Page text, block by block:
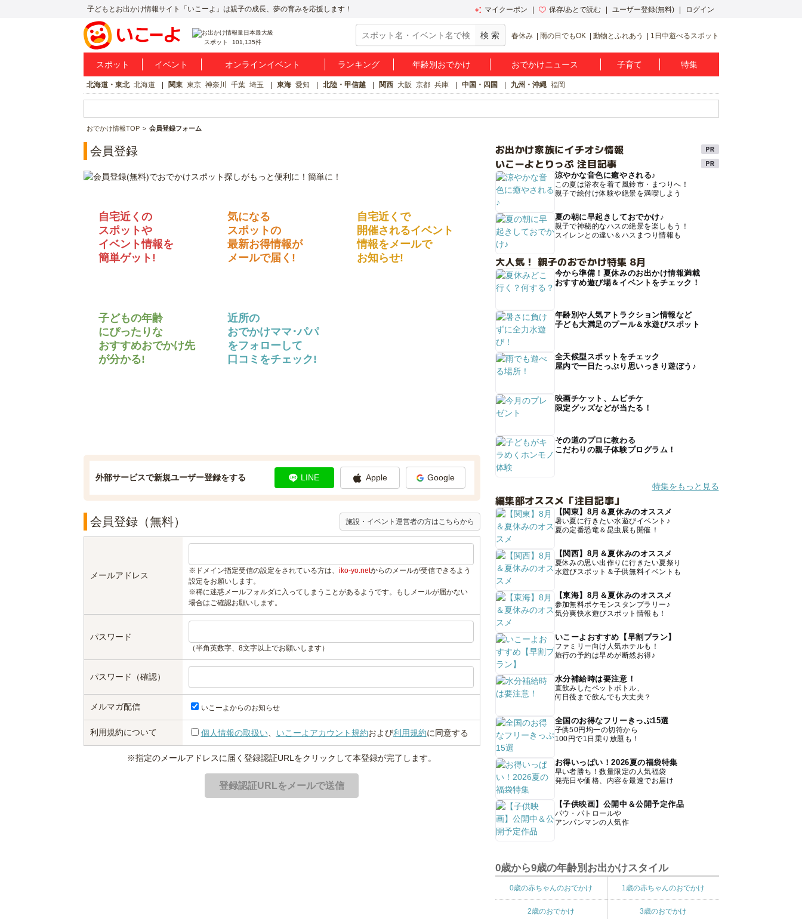
子どもとお出かけ情報サイト「いこーよ」は親子の成長、夢の育みを応援します！ マイクーポン 保存/あとで読む ユーザー登録(無料) ログイン
スポット 101,135件
春休み 雨の日でもOK 動物とふれあう 1日中遊べるスポット
スポット イベント オンラインイベント ランキング 年齢別おでかけ おでかけニュース 子育て 特集
北海道・東北 北海道 関東 東京 神奈川 千葉 埼玉 東海 愛知 北陸・甲信越 関西 大阪 京都 兵庫 中国・四国 九州・沖縄 福岡
おでかけ情報TOP 会員登録フォーム
会員登録
自宅近くの
スポットや
イベント情報を
簡単ゲット!
気になる
スポットの
最新お得情報が
メールで届く!
自宅近くで
開催されるイベント
情報をメールで
お知らせ!
子どもの年齢
にぴったりな
おすすめおでかけ先
が分かる!
近所の
おでかけママ･パパ
をフォローして
口コミをチェック!
外部サービスで新規ユーザー登録をする LINE Apple Google
会員登録（無料） 施設・イベント運営者の方はこちらから
メールアドレス ※ドメイン指定受信の設定をされている方は、 iko-yo.netからのメールが受信できるよう
設定をお願いします。
※稀に迷惑メールフォルダに入ってしまうことがあるようです。もしメールが届かない
場合はご確認お願いします。
パスワード
（半角英数字、8文字以上でお願いします）
パスワード（確認）
メルマガ配信 いこーよからのお知らせ
利用規約について 個人情報の取扱い、 いこーよアカウント規約および利用規約に同意する
※指定のメールアドレスに届く登録認証URLをクリックして本登録が完了します。
お出かけ家族にイチオシ情報
いこーよとりっぷ 注目記事
涼やかな音色に癒やされる♪
この夏は浴衣を着て風鈴市・まつりへ！
親子で絵付け体験や絶景を満喫しよう
夏の朝に早起きしておでかけ♪
親子で神秘的なハスの絶景を楽しもう！
スイレンとの違い＆ハスまつり情報も
大人気！ 親子のおでかけ特集 8月
今から準備！夏休みのお出かけ情報満載
おすすめ遊び場＆イベントをチェック！
年齢別や人気アトラクション情報など
子ども大満足のプール＆水遊びスポット
全天候型スポットをチェック
屋内で一日たっぷり思いっきり遊ぼう♪
映画チケット、ムビチケ
限定グッズなどが当たる！
その道のプロに教わる
こだわりの親子体験プログラム！
特集をもっと見る
編集部オススメ「注目記事」
【関東】8月＆夏休みのオススメ
暑い夏に行きたい水遊びイベント♪
夏の定番恐竜＆昆虫展も開催！
【関西】8月＆夏休みのオススメ
夏休みの思い出作りに行きたい夏祭り
水遊びスポット＆子供無料イベントも
【東海】8月＆夏休みのオススメ
参加無料ポケモンスタンプラリー♪
気分爽快水遊びスポット情報も！
いこーよおすすめ【早割プラン】
ファミリー向け人気ホテルも！
旅行の予約は早めが断然お得♪
水分補給時は要注意！
直飲みしたペットボトル、
何日後まで飲んでも大丈夫？
全国のお得なフリーきっぷ15選
子供50円均一の切符から
100円で1日乗り放題も！
お得いっぱい！2026夏の福袋特集
早い者勝ち！数量限定の人気福袋
発売日や価格、内容を最速でお届け
【子供映画】公開中＆公開予定作品
パウ・パトロールや
アンパンマンの人気作
0歳から9歳の年齢別お出かけスタイル
0歳の赤ちゃんのおでかけ 1歳の赤ちゃんのおでかけ
2歳のおでかけ 3歳のおでかけ